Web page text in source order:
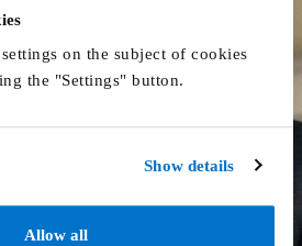
on the subject of cookies
the "Settings" button.
Show details
Allow all